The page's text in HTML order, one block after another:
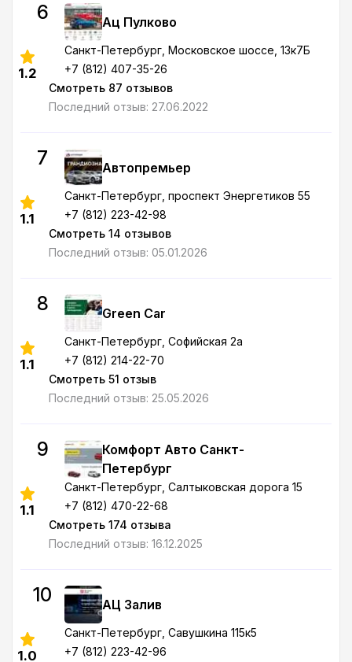
6 Ац Пулково
Санкт-Петербург , Московское шоссе, 13к7Б
+7 (812) 407-35-26
Смотреть 87 отзывов
Последний отзыв: 27.06.2022
1.2
7 Автопремьер
Санкт-Петербург , проспект Энергетиков 55
+7 (812) 223-42-98
Смотреть 14 отзывов
Последний отзыв: 05.01.2026
1.1
8 Green Car
Санкт-Петербург , Софийская 2а
+7 (812) 214-22-70
Смотреть 51 отзыв
Последний отзыв: 25.05.2026
1.1
9
Комфорт Авто Санкт-
Петербург
Санкт-Петербург , Салтыковская дорога 15
+7 (812) 470-22-68
Смотреть 174 отзыва
Последний отзыв: 16.12.2025
1.1
10 АЦ Залив
Санкт-Петербург , Савушкина 115к5
+7 (812) 223-42-96
1.0